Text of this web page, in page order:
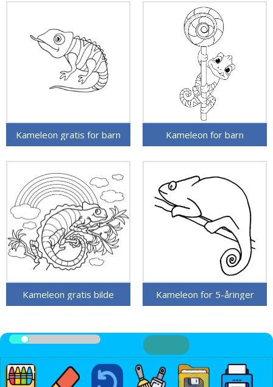
Kameleon gratis for barn Kameleon for barn
Kameleon gratis bilde Kameleon for 5-åringer